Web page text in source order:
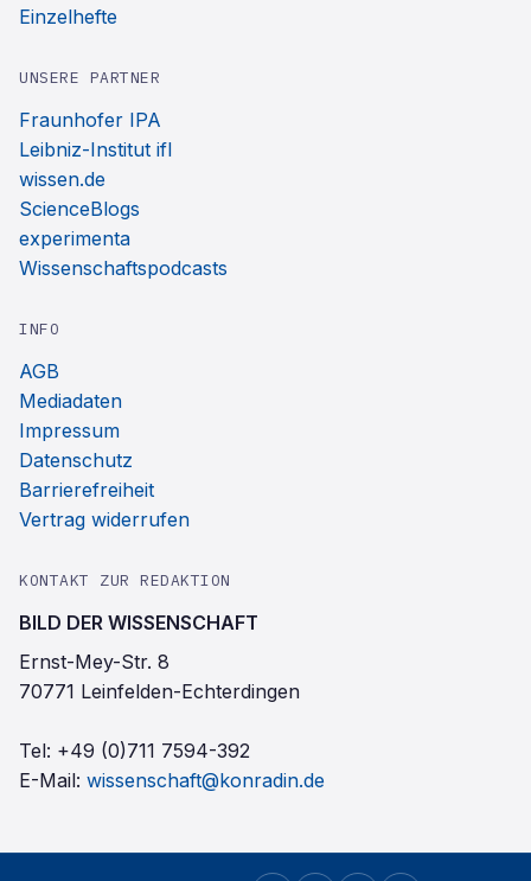
Einzelhefte
UNSERE PARTNER
Fraunhofer IPA
Leibniz-Institut ifl
wissen.de
ScienceBlogs
experimenta
Wissenschaftspodcasts
INFO
AGB
Mediadaten
Impressum
Datenschutz
Barrierefreiheit
Vertrag widerrufen
KONTAKT ZUR REDAKTION
BILD DER WISSENSCHAFT
Ernst-Mey-Str. 8
70771 Leinfelden-Echterdingen
Tel: +49 (0)711 7594-392
E-Mail: wissenschaft@konradin.de